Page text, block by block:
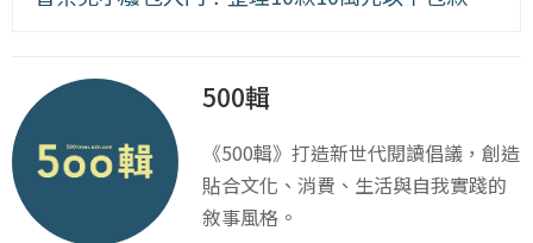
500輯
《500輯》打造新世代閱讀倡議，創造
貼合文化、消費、生活與自我實踐的
敘事風格。